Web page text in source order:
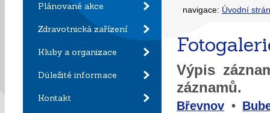
Plánované akce
Zdravotnická zařízení
Kluby a organizace
Důležité informace
Kontakt
navigace: Úvodní
Výpis
záznamů.
Břevnov •